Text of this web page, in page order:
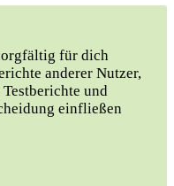
für ​dich
anderer Nutzer,
und
einfließen